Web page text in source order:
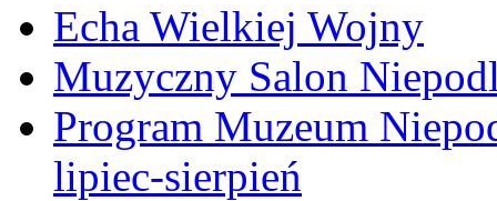
Echa Wielkiej Wojny
Muzyczny Salon
Program Muzeum
lipiec-sierpień